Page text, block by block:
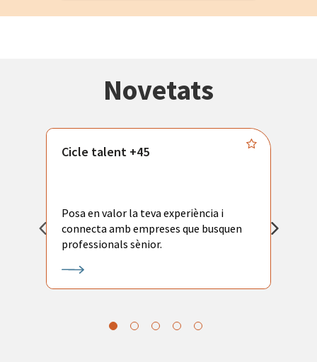
Novetats
Cicle talent +45
Posa en valor la teva experiència i
connecta amb empreses que busquen
professionals sènior.